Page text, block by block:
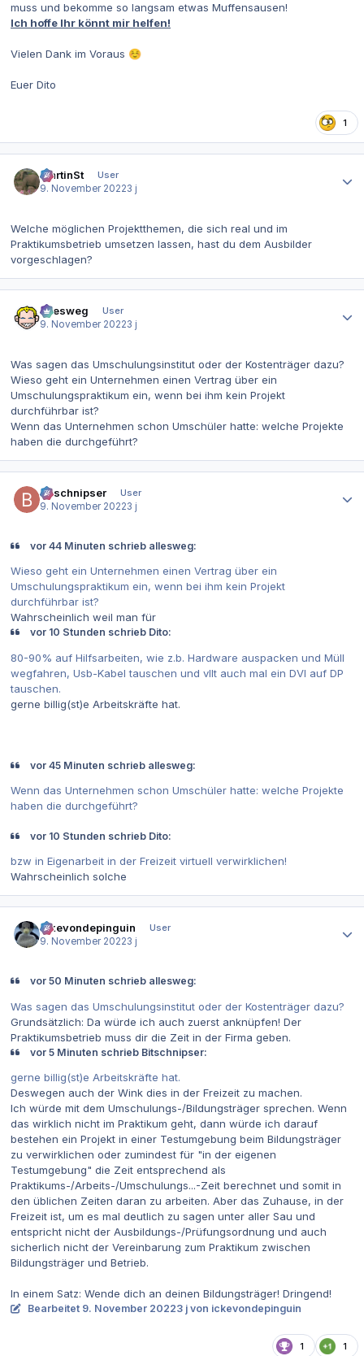
muss und bekomme so langsam etwas Muffensausen!
Ich hoffe Ihr könnt mir helfen!
Vielen Dank im Voraus ☺️
Euer Dito
1
MartinSt
User
9. November 20223 j
Welche möglichen Projektthemen, die sich real und im
Praktikumsbetrieb umsetzen lassen, hast du dem Ausbilder
vorgeschlagen?
allesweg
User
9. November 20223 j
Was sagen das Umschulungsinstitut oder der Kostenträger dazu?
Wieso geht ein Unternehmen einen Vertrag über ein
Umschulungspraktikum ein, wenn bei ihm kein Projekt
durchführbar ist?
Wenn das Unternehmen schon Umschüler hatte: welche Projekte
haben die durchgeführt?
Bitschnipser
User
9. November 20223 j
vor 44 Minuten schrieb allesweg:
Wieso geht ein Unternehmen einen Vertrag über ein
Umschulungspraktikum ein, wenn bei ihm kein Projekt
durchführbar ist?
Wahrscheinlich weil man für
vor 10 Stunden schrieb Dito:
80-90% auf Hilfsarbeiten, wie z.b. Hardware auspacken und Müll
wegfahren, Usb-Kabel tauschen und vllt auch mal ein DVI auf DP
tauschen.
gerne billig(st)e Arbeitskräfte hat.
vor 45 Minuten schrieb allesweg:
Wenn das Unternehmen schon Umschüler hatte: welche Projekte
haben die durchgeführt?
vor 10 Stunden schrieb Dito:
bzw in Eigenarbeit in der Freizeit virtuell verwirklichen!
Wahrscheinlich solche
ickevondepinguin
User
9. November 20223 j
vor 50 Minuten schrieb allesweg:
Was sagen das Umschulungsinstitut oder der Kostenträger dazu?
Grundsätzlich: Da würde ich auch zuerst anknüpfen! Der
Praktikumsbetrieb muss dir die Zeit in der Firma geben.
vor 5 Minuten schrieb Bitschnipser:
gerne billig(st)e Arbeitskräfte hat.
Deswegen auch der Wink dies in der Freizeit zu machen.
Ich würde mit dem Umschulungs-/Bildungsträger sprechen. Wenn
das wirklich nicht im Praktikum geht, dann würde ich darauf
bestehen ein Projekt in einer Testumgebung beim Bildungsträger
zu verwirklichen oder zumindest für "in der eigenen
Testumgebung" die Zeit entsprechend als
Praktikums-/Arbeits-/Umschulungs...-Zeit berechnet und somit in
den üblichen Zeiten daran zu arbeiten. Aber das Zuhause, in der
Freizeit ist, um es mal deutlich zu sagen unter aller Sau und
entspricht nicht der Ausbildungs-/Prüfungsordnung und auch
sicherlich nicht der Vereinbarung zum Praktikum zwischen
Bildungsträger und Betrieb.
In einem Satz: Wende dich an deinen Bildungsträger! Dringend!
Bearbeitet 9. November 20223 j von ickevondepinguin
1 1